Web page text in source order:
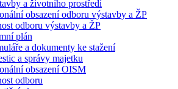
a životního prostředí
obsazení odboru výstavby a ŽP
odboru výstavby a ŽP
plán
a dokumenty ke stažení
a správy majetku
obsazení OISM
odboru